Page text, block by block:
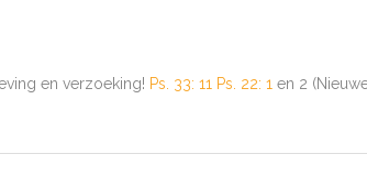
en verzoeking! Ps. 33: 11 Ps. 22: 1 en 2